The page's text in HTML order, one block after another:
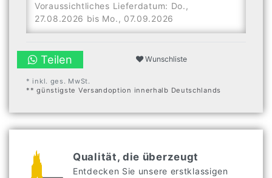
Voraussichtliches Lieferdatum: Do.,
27.08.2026 bis Mo., 07.09.2026
Teilen Wunschliste
* inkl. ges. MwSt.
** günstigste Versandoption innerhalb Deutschlands
Qualität, die überzeugt
Entdecken Sie unsere erstklassigen